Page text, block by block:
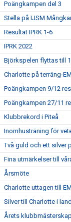
Poängkampen del 3
Stella på IJSM
Resultat IPRK 1-6
IPRK 2022
Björkspelen flyttas till
Charlotte på terräng-
Poängkampen 9/12
Poängkampen 27/11
Klubbrekord i Piteå
Inomhusträning för
Två guld och ett silver
Fina utmärkelser till
Årsmöte
Charlotte uttagen till
Silver till Charlotte i
Årets